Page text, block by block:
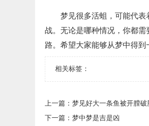
梦见很多活蛆，可能代
战。无论是哪种情况，你都
路。希望大家能够从梦中得到
相关标签：
上一篇： 梦见好大一条鱼被开膛破
下一篇： ​梦中梦是吉是凶